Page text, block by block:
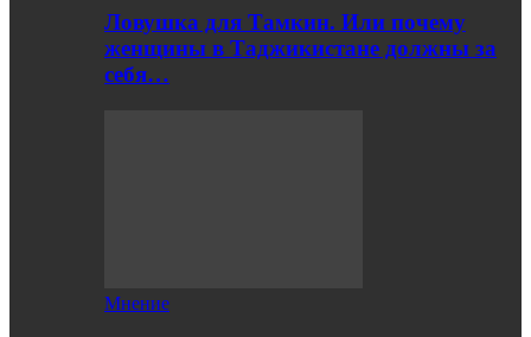
Ловушка для Тамкин. Или почему
женщины в Таджикистане должны за
себя…
Мнение